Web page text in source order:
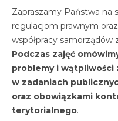
Zapraszamy Państwa na
regulacjom prawnym
współpracy
Podczas zajęć
problemy i wątpliwości
w zadaniach
oraz obowiązkami
terytorialnego.